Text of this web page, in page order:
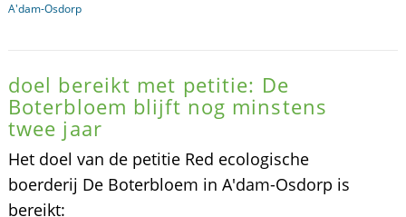
A'dam-Osdorp
doel bereikt met petitie: De
Boterbloem blijft nog minstens
twee jaar
Het doel van de petitie Red ecologische
boerderij De Boterbloem in A'dam-Osdorp is
bereikt: